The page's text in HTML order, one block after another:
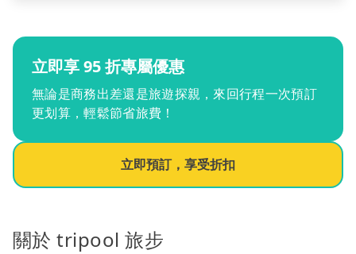
立即享 95 折專屬優惠
無論是商務出差還是旅遊探親，來回行程一次預訂
更划算，輕鬆節省旅費！
立即預訂，享受折扣
關於 tripool 旅步